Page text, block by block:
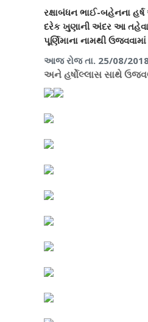
રક્ષાબંધન ભાઈ-બહેનના
દરેક ખુણાની અંદર આ
પૂર્ણિમાના નામથી
આજ રોજ તા. 25/08/2018
અને હર્ષોલ્લાસ સાથે